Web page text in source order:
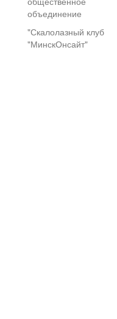
объединение
"Скалолазный клуб
"МинскОнсайт"